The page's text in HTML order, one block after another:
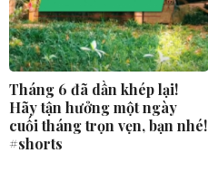
Tháng 6 đã dần khép lại!
Hãy tận hưởng một ngày
cuối tháng trọn vẹn, bạn nhé!
#shorts